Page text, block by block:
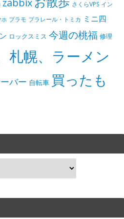
zabbix さくらVPS イン
ホ プラモ プラレール・トミカ ミニ四
ロックスミス 今週の桃福 修理
札幌、ラーメン
バー 自転車 買ったも